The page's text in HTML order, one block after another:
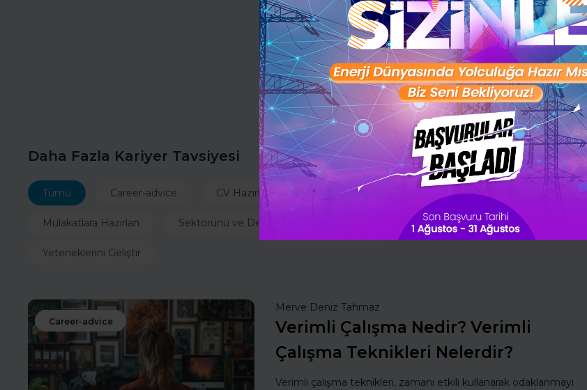
İngilizce seviyeni öğrenmek
ister misin ?
(A1,A2,B1,B2,C1,C2)
Şimdi değil Evet
Daha Fazla Kariyer Tavsiyesi
Tümü Career-advice CV Hazırla İnsan Kaynakları İş Hayatında Başarı
Mülakatlara Hazırlan Sektörünü ve Departmanını Seç Şirketleri Keşfet
Yeteneklerini Geliştir
Career-advice
Merve Deniz Tahmaz
Verimli Çalışma Nedir? Verimli
Çalışma Teknikleri Nelerdir?
Verimli çalışma teknikleri, zamanı etkili kullanarak odaklanmayı